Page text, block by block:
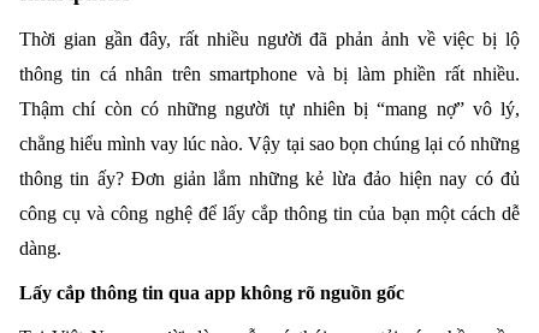
Thời gian gần đây, rất nhiều người đã phản ảnh về việc bị lộ
thông tin cá nhân trên smartphone và bị làm phiền rất nhiều.
Thậm chí còn có những người tự nhiên bị “mang nợ” vô lý,
chẳng hiểu mình vay lúc nào. Vậy tại sao bọn chúng lại có những
thông tin ấy? Đơn giản lắm những kẻ lừa đảo hiện nay có đủ
công cụ và công nghệ để lấy cắp thông tin của bạn một cách dễ
dàng.
Lấy cắp thông tin qua app không rõ nguồn gốc